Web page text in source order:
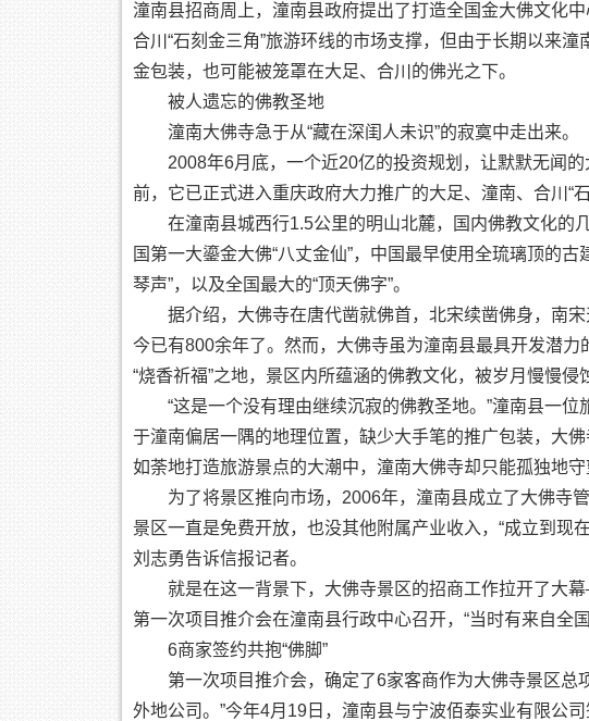
潼南县招商周上，潼南县政府提出了打造全国金大佛文化
合川“石刻金三角”旅游环线的市场支撑，但由于长期以来
金包装，也可能被笼罩在大足、合川的佛光之下。
被人遗忘的佛教圣地
潼南大佛寺急于从“藏在深闺人未识”的寂寞中走出来。
2008年6月底，一个近20亿的投资规划，让默默无闻的
前，它已正式进入重庆政府大力推广的大足、潼南、合川“
在潼南县城西行1.5公里的明山北麓，国内佛教文化的
国第一大鎏金大佛“八丈金仙”，中国最早使用全琉璃顶的
琴声”，以及全国最大的“顶天佛字”。
据介绍，大佛寺在唐代凿就佛首，北宋续凿佛身，南宋
今已有800余年了。然而，大佛寺虽为潼南县最具开发潜
“烧香祈福”之地，景区内所蕴涵的佛教文化，被岁月慢慢侵
“这是一个没有理由继续沉寂的佛教圣地。”潼南县一位
于潼南偏居一隅的地理位置，缺少大手笔的推广包装，大
如荼地打造旅游景点的大潮中，潼南大佛寺却只能孤独地守
为了将景区推向市场，2006年，潼南县成立了大佛寺
景区一直是免费开放，也没其他附属产业收入，“成立到现
刘志勇告诉信报记者。
就是在这一背景下，大佛寺景区的招商工作拉开了大
第一次项目推介会在潼南县行政中心召开，“当时有来自全
6商家签约共抱“佛脚”
第一次项目推介会，确定了6家客商作为大佛寺景区总
外地公司。”今年4月19日，潼南县与宁波佰泰实业有限公